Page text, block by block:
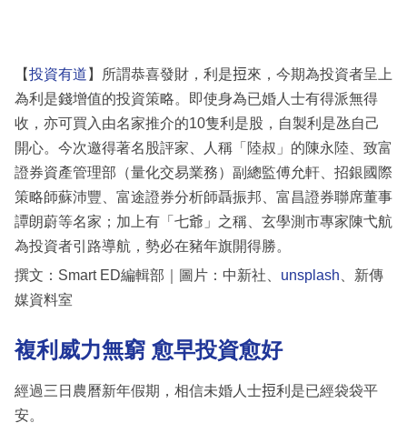
區
【投資有道 】所謂恭喜發財，利是𢭃來，今期為投資者呈上
為利是錢增值的投資策略。即使身為已婚人士有得派無得
收，亦可買入由名家推介的10隻利是股，自製利是氹自己
開心。今次邀得著名股評家、人稱「陸叔」的陳永陸、致富
證券資產管理部（量化交易業務）副總監傅允軒、招銀國際
策略師蘇沛豐、富途證券分析師聶振邦、富昌證券聯席董事
譚朗蔚等名家；加上有「七爺」之稱、玄學測市專家陳弋航
為投資者引路導航，勢必在豬年旗開得勝。
撰文：Smart ED編輯部｜圖片：中新社、 unsplash 、新傳
媒資料室
複利威力無窮 愈早投資愈好
經過三日農曆新年假期，相信未婚人士𢭃利是已經袋袋平
安。